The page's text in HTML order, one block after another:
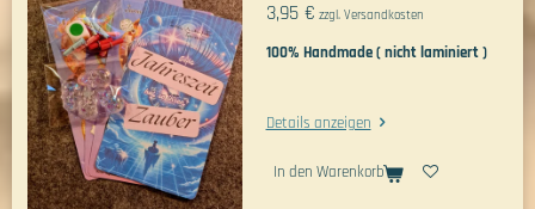
3,95 € zzgl. Versandkosten
100% Handmade ( nicht laminiert )
Details anzeigen
In den Warenkorb